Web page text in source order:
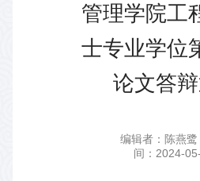
管理学院工
士专业学位
论文答
编辑者：陈燕
间：2024-